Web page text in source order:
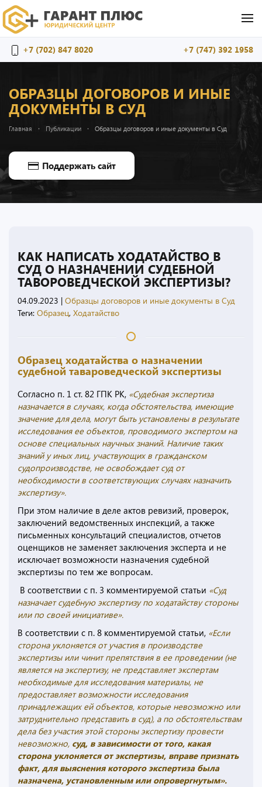
+7 (702) 847 8020 +7 (747) 392 1958
ОБРАЗЦЫ ДОГОВОРОВ И ИНЫЕ
ДОКУМЕНТЫ В СУД
Главная Публикации Образцы договоров и иные документы в Суд
Поддержать сайт
КАК НАПИСАТЬ ХОДАТАЙСТВО В
СУД О НАЗНАЧЕНИИ СУДЕБНОЙ
ТАВОРОВЕДЧЕСКОЙ ЭКСПЕРТИЗЫ?
04.09.2023 | Образцы договоров и иные документы в Суд
Теги: Образец, Ходатайство
Образец ходатайства о назначении
судебной тавароведческой экспертизы
Согласно п. 1 ст. 82 ГПК РК, «Судебная экспертиза
назначается в случаях, когда обстоятельства, имеющие
значение для дела, могут быть установлены в результате
исследования ее объектов, проводимого экспертом на
основе специальных научных знаний. Наличие таких
знаний у иных лиц, участвующих в гражданском
судопроизводстве, не освобождает суд от
необходимости в соответствующих случаях назначить
экспертизу».
При этом наличие в деле актов ревизий, проверок,
заключений ведомственных инспекций, а также
письменных консультаций специалистов, отчетов
оценщиков не заменяет заключения эксперта и не
исключает возможности назначения судебной
экспертизы по тем же вопросам.
В соответствии с п. 3 комментируемой статьи «Суд
назначает судебную экспертизу по ходатайству стороны
или по своей инициативе».
В соответствии с п. 8 комментируемой статьи, «Если
сторона уклоняется от участия в производстве
экспертизы или чинит препятствия в ее проведении (не
является на экспертизу, не представляет экспертам
необходимые для исследования материалы, не
предоставляет возможности исследования
принадлежащих ей объектов, которые невозможно или
затруднительно представить в суд), а по обстоятельствам
дела без участия этой стороны экспертизу провести
невозможно, суд, в зависимости от того, какая
сторона уклоняется от экспертизы, вправе признать
факт, для выяснения которого экспертиза была
назначена, установленным или опровергнутым».